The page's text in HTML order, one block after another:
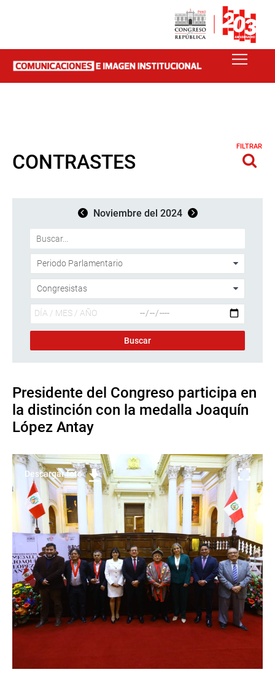
CONTRASTES
FILTRAR
Noviembre del 2024
Presidente del Congreso participa en
la distinción con la medalla Joaquín
López Antay
Descargar foto